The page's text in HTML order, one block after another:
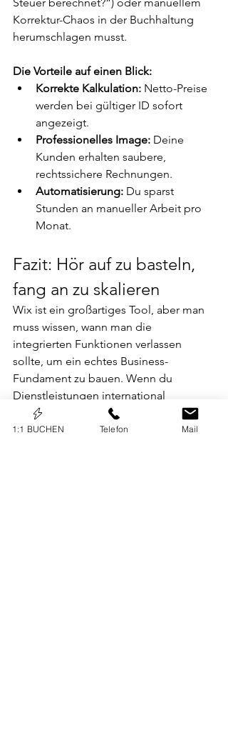
Korrektur-Chaos in der Buchhaltung
herumschlagen musst.
Die Vorteile auf einen Blick:
Korrekte Kalkulation: Netto-Preise
werden bei gültiger ID sofort
angezeigt.
Professionelles Image: Deine
Kunden erhalten saubere,
rechtssichere Rechnungen.
Automatisierung: Du sparst
Stunden an manueller Arbeit pro
Monat.
Fazit: Hör auf zu basteln,
fang an zu skalieren
Wix ist ein großartiges Tool, aber man
muss wissen, wann man die
integrierten Funktionen verlassen
sollte, um ein echtes Business-
Fundament zu bauen. Wenn du
Dienstleistungen international
verkaufst, ist das Thema Steuern und
Währungen zu wichtig für „vielleicht
1:1 BUCHEN Telefon Mail